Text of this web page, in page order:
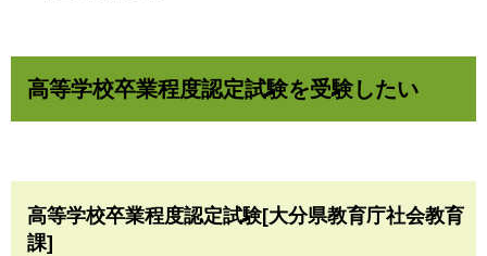
高等学校卒業程度認定試験を受験したい
高等学校卒業程度認定試験[大分県教育庁社会教育
課]